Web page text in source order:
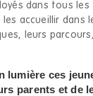
dans tous
accueillir dans
leurs
lumière ces
parents et de